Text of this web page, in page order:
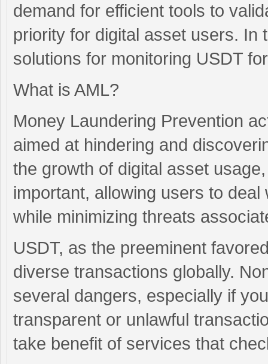
demand for efficient tools to
priority for digital asset users. In
solutions for monitoring USDT
What is AML?
Money Laundering Prevention
aimed at hindering and
the growth of digital asset
important, allowing users to
while minimizing threats
USDT, as the preeminent
diverse transactions globally.
several dangers, especially if
transparent or unlawful
take benefit of services that